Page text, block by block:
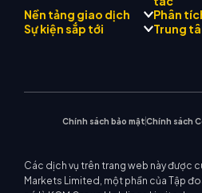
Giới thiệu về
Đội
Drift
Triết lý công ty
Trung
mại KCM
Lịch kinh
Forex
Kim loại quý
Năng lượng
Giới thiệu
Nền tảng giao dịch Phân
Sự kiện sắp tới Trung
Chính sách bảo mậtChính sách
Các dịch vụ trên trang web này được
Markets Limited, một phần của Tập